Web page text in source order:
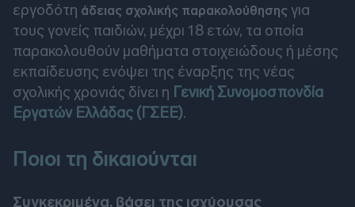
εργοδότη άδειας σχολικής παρακολούθησης για
τους γονείς παιδιών, μέχρι 18 ετών, τα οποία
παρακολουθούν μαθήματα στοιχειώδους ή μέσης
εκπαίδευσης ενόψει της έναρξης της νέας
σχολικής χρονιάς δίνει η Γενική Συνομοσπονδία
Εργατών Ελλάδας (ΓΣΕΕ).
Ποιοι τη δικαιούνται
Συγκεκριμένα, βάσει της ισχύουσας